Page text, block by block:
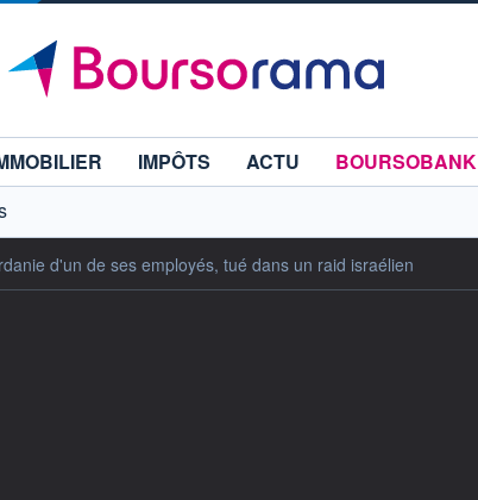
IMPÔTS ACTU
BOURSOBANK
d'un de ses employés, tué dans un raid israélien